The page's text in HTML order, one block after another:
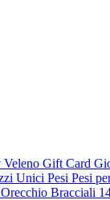
Gift Card
Unici Pesi Pesi
Orecchio Bracciali